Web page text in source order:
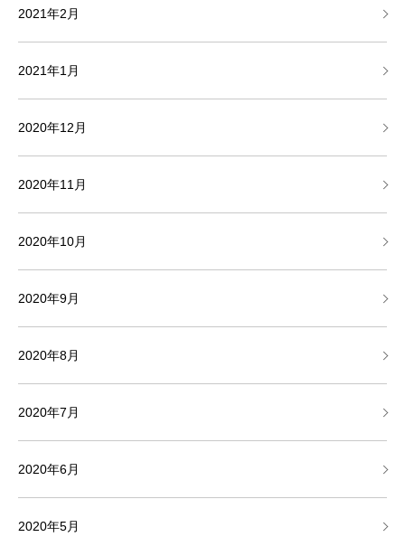
2021年2月
2021年1月
2020年12月
2020年11月
2020年10月
2020年9月
2020年8月
2020年7月
2020年6月
2020年5月